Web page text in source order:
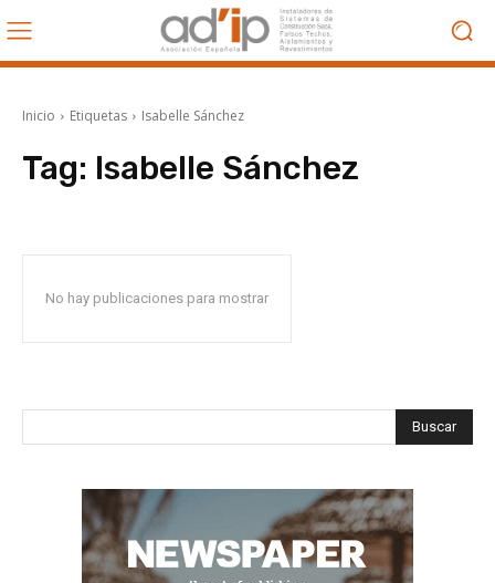
Inicio Etiquetas Isabelle Sánchez
Tag: Isabelle Sánchez
No hay publicaciones para mostrar
Buscar